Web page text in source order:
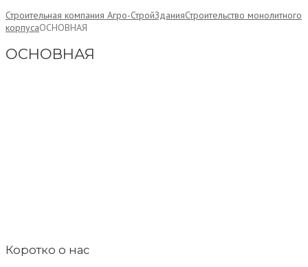
Строительная компания Агро-СтройЗданияСтроительство монолитного
корпусаОСНОВНАЯ
ОСНОВНАЯ
Коротко о нас